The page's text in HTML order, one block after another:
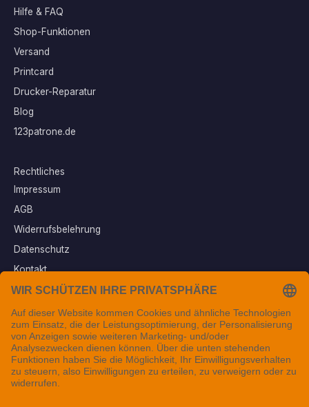
Hilfe & FAQ
Shop-Funktionen
Versand
Printcard
Drucker-Reparatur
Blog
123patrone.de
Rechtliches
Impressum
AGB
Widerrufsbelehrung
Datenschutz
Kontakt
Vertrag widerrufen
Sichere Zahlungsarten